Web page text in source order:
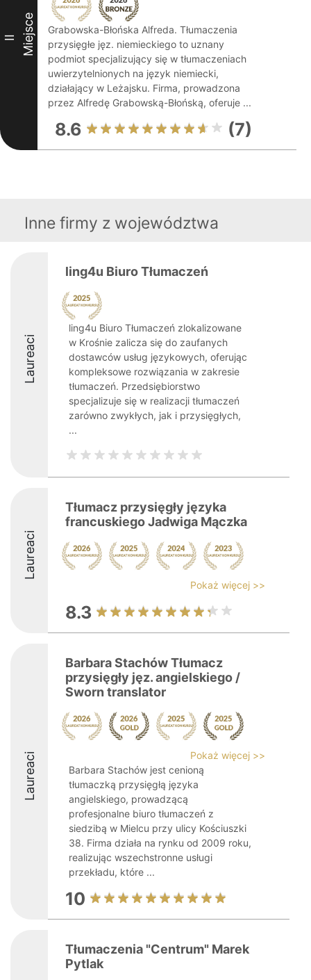
II Miejsce
Grabowska-Błońska Alfreda. Tłumaczenia
przysięgłe jęz. niemieckiego to uznany
podmiot specjalizujący się w tłumaczeniach
uwierzytelnionych na język niemiecki,
działający w Leżajsku. Firma, prowadzona
przez Alfredę Grabowską-Błońską, oferuje ...
8.6 (7)
Inne firmy z województwa
Laureaci
ling4u Biuro Tłumaczeń
ling4u Biuro Tłumaczeń zlokalizowane
w Krośnie zalicza się do zaufanych
dostawców usług językowych, oferując
kompleksowe rozwiązania w zakresie
tłumaczeń. Przedsiębiorstwo
specjalizuje się w realizacji tłumaczeń
zarówno zwykłych, jak i przysięgłych,
...
Laureaci
Tłumacz przysięgły języka
francuskiego Jadwiga Mączka
Pokaż więcej >>
8.3
Laureaci
Barbara Stachów Tłumacz
przysięgły jęz. angielskiego /
Sworn translator
Pokaż więcej >>
Barbara Stachów jest cenioną
tłumaczką przysięgłą języka
angielskiego, prowadzącą
profesjonalne biuro tłumaczeń z
siedzibą w Mielcu przy ulicy Kościuszki
38. Firma działa na rynku od 2009 roku,
realizując wszechstronne usługi
przekładu, które ...
10
Tłumaczenia "Centrum" Marek
Pytlak